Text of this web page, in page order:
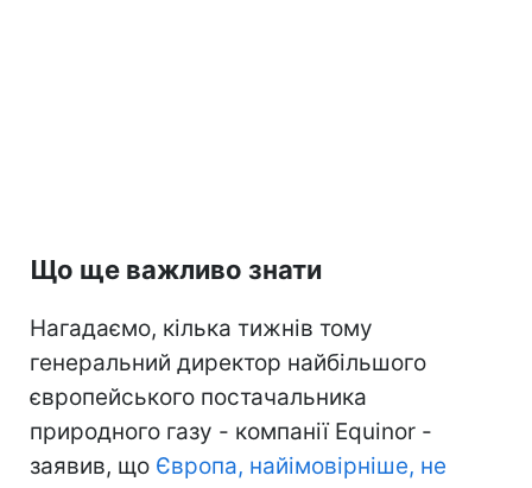
Що ще важливо знати
Нагадаємо, кілька тижнів тому
генеральний директор найбільшого
європейського постачальника
природного газу - компанії Equinor -
заявив, що Європа, найімовірніше, не